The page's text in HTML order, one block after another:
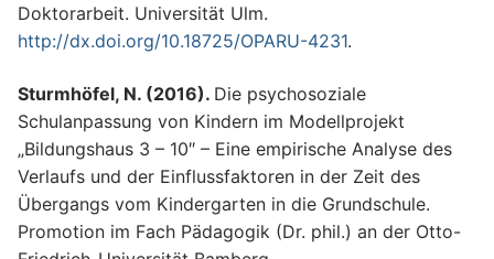
Doktorarbeit. Universität Ulm.
http://dx.doi.org/10.18725/OPARU-4231.
Sturmhöfel, N. (2016). Die psychosoziale
Schulanpassung von Kindern im Modellprojekt
„Bildungshaus 3 – 10″ – Eine empirische Analyse des
Verlaufs und der Einflussfaktoren in der Zeit des
Übergangs vom Kindergarten in die Grundschule.
Promotion im Fach Pädagogik (Dr. phil.) an der Otto-